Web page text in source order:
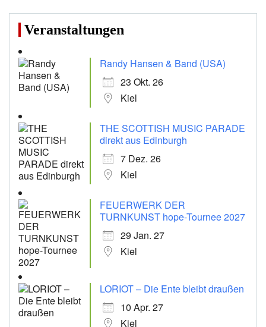
Veranstaltungen
Randy Hansen & Band (USA)
23 Okt. 26
Kiel
THE SCOTTISH MUSIC PARADE
direkt aus Edinburgh
7 Dez. 26
Kiel
FEUERWERK DER
TURNKUNST hope-Tournee 2027
29 Jan. 27
Kiel
LORIOT – Die Ente bleibt draußen
10 Apr. 27
Kiel